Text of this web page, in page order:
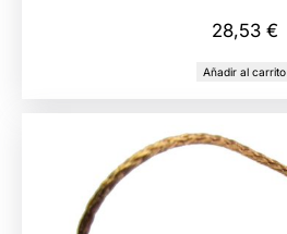
28,53 €
Añadir al carrito